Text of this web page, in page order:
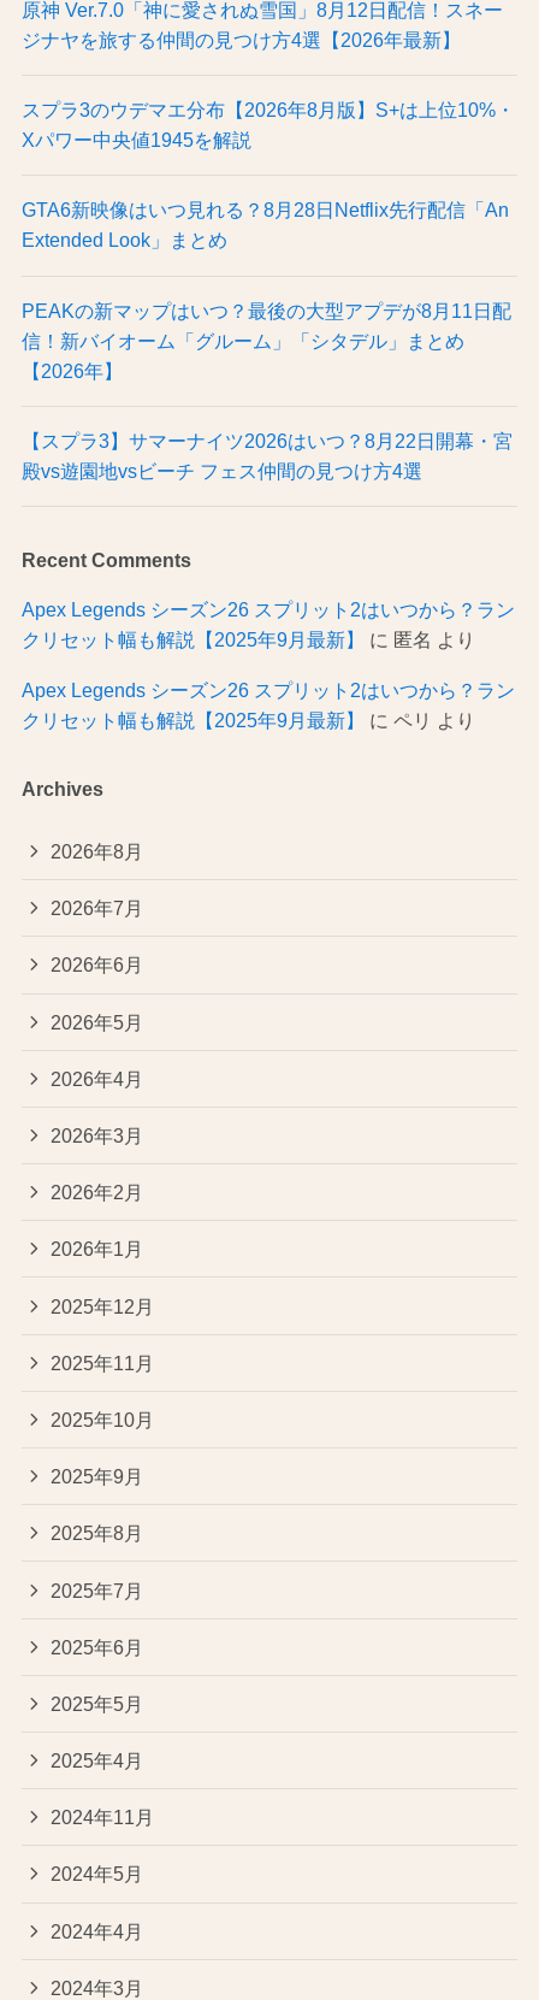
原神 Ver.7.0「神に愛されぬ雪国」8月12日配信！スネー
ジナヤを旅する仲間の見つけ方4選【2026年最新】
スプラ3のウデマエ分布【2026年8月版】S+は上位10%・
Xパワー中央値1945を解説
GTA6新映像はいつ見れる？8月28日Netflix先行配信「An
Extended Look」まとめ
PEAKの新マップはいつ？最後の大型アプデが8月11日配
信！新バイオーム「グルーム」「シタデル」まとめ
【2026年】
【スプラ3】サマーナイツ2026はいつ？8月22日開幕・宮
殿vs遊園地vsビーチ フェス仲間の見つけ方4選
Recent Comments
Apex Legends シーズン26 スプリット2はいつから？ラン
クリセット幅も解説【2025年9月最新】
に 匿名 より
Apex Legends シーズン26 スプリット2はいつから？ラン
クリセット幅も解説【2025年9月最新】
に ペリ より
Archives
2026年8月
2026年7月
2026年6月
2026年5月
2026年4月
2026年3月
2026年2月
2026年1月
2025年12月
2025年11月
2025年10月
2025年9月
2025年8月
2025年7月
2025年6月
2025年5月
2025年4月
2024年11月
2024年5月
2024年4月
2024年3月